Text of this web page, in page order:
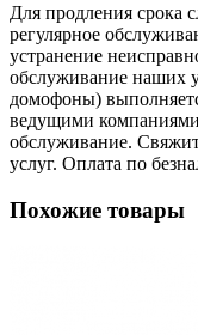
Для продления срока
регулярное
устранение
обслуживание наших
домофоны)
ведущими
обслуживание.
услуг. Оплата по
Похожие товары